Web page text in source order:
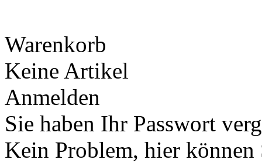
Warenkorb
Keine Artikel
Anmelden
Sie haben Ihr Passwort
Kein Problem, hier können